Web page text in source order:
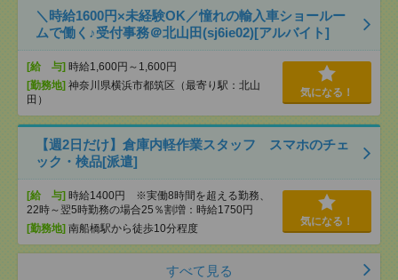
＼時給1600円×未経験OK／憧れの輸入車ショールー
ムで働く♪受付事務＠北山田(sj6ie02)[アルバイト]
[給 与] 時給1,600円～1,600円
[勤務地] 神奈川県横浜市都筑区（最寄り駅：北山
田）
気になる！
【週2日だけ】倉庫内軽作業スタッフ スマホのチェ
ック・検品[派遣]
[給 与] 時給1400円 ※実働8時間を超える勤務、
22時～翌5時勤務の場合25％割増：時給1750円
[勤務地] 南船橋駅から徒歩10分程度
気になる！
すべて見る